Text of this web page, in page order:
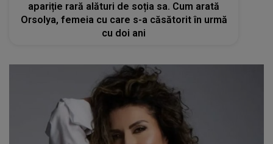
apariție rară alături de soția sa. Cum arată
Orsolya, femeia cu care s-a căsătorit în urmă
cu doi ani